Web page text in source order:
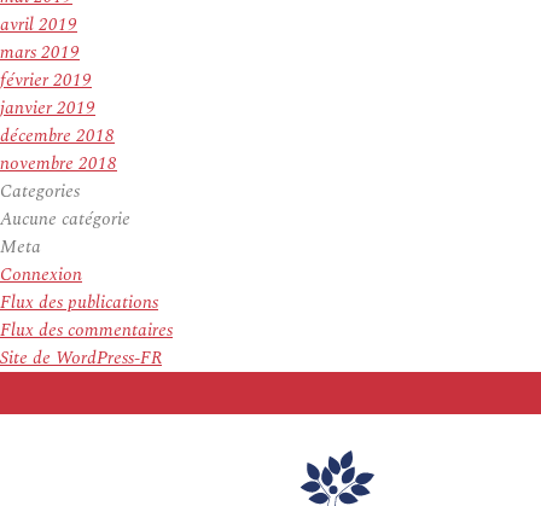
avril 2019
mars 2019
février 2019
janvier 2019
décembre 2018
novembre 2018
Categories
Aucune catégorie
Meta
Connexion
Flux des publications
Flux des commentaires
Site de WordPress-FR